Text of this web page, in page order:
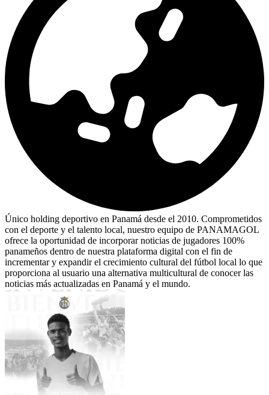
Único holding deportivo en Panamá desde el 2010. Comprometidos
con el deporte y el talento local, nuestro equipo de PANAMAGOL
ofrece la oportunidad de incorporar noticias de jugadores 100%
panameños dentro de nuestra plataforma digital con el fin de
incrementar y expandir el crecimiento cultural del fútbol local lo que
proporciona al usuario una alternativa multicultural de conocer las
noticias más actualizadas en Panamá y el mundo.